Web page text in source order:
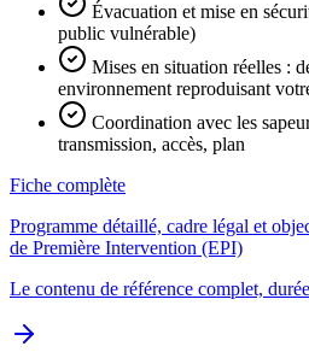
Évacuation et mise en
public vulnérable)
Mises en situation réelles :
environnement reproduisant
Coordination avec les
transmission, accès, plan
Fiche complète
Programme détaillé, cadre légal et
de Première Intervention (EPI)
Le contenu de référence complet,